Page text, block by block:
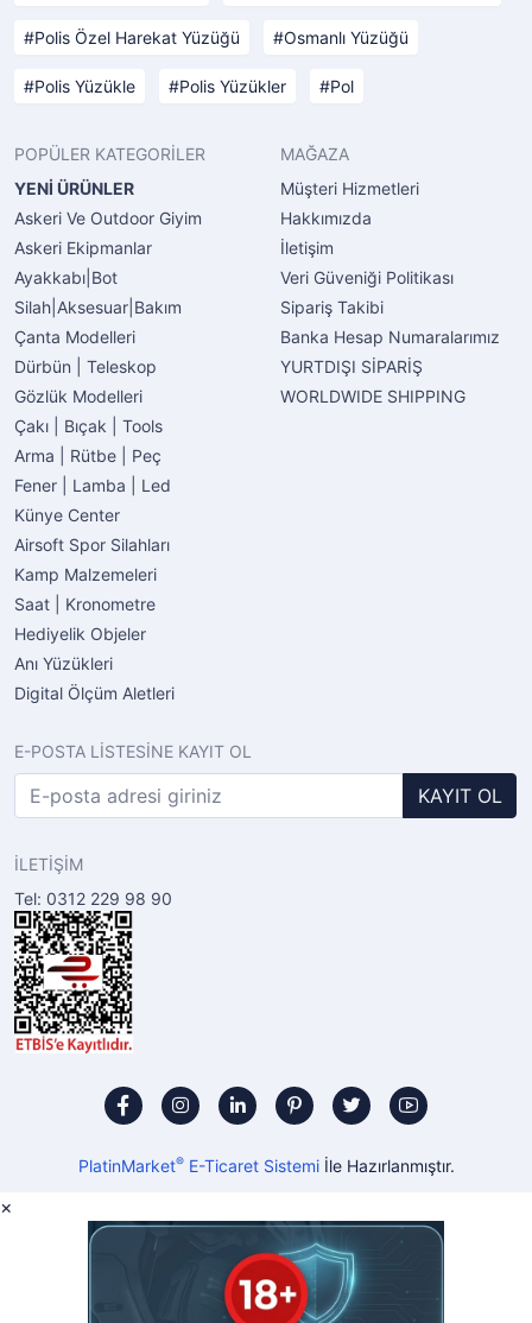
Polis Özel Harekat Yüzüğü Osmanlı Yüzüğü
Polis Yüzükle Polis Yüzükler Pol
POPÜLER KATEGORİLER
YENİ ÜRÜNLER
Askeri Ve Outdoor Giyim
Askeri Ekipmanlar
Ayakkabı|Bot
Silah|Aksesuar|Bakım
Çanta Modelleri
Dürbün | Teleskop
Gözlük Modelleri
Çakı | Bıçak | Tools
Arma | Rütbe | Peç
Fener | Lamba | Led
Künye Center
Airsoft Spor Silahları
Kamp Malzemeleri
Saat | Kronometre
Hediyelik Objeler
Anı Yüzükleri
Digital Ölçüm Aletleri
MAĞAZA
Müşteri Hizmetleri
Hakkımızda
İletişim
Veri Güveniği Politikası
Sipariş Takibi
Banka Hesap Numaralarımız
YURTDIŞI SİPARİŞ
WORLDWIDE SHIPPING
E-POSTA LİSTESİNE KAYIT OL
KAYIT OL
İLETİŞİM
Tel: 0312 229 98 90
PlatinMarket®E-Ticaret Sistemiİle Hazırlanmıştır.
×